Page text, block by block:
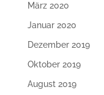
März 2020
Januar 2020
Dezember 2019
Oktober 2019
August 2019